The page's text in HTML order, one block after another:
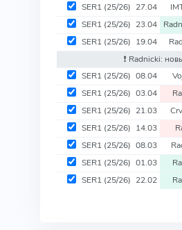
SER1 (25/26) 27.04
SER1 (25/26) 23.04
SER1 (25/26) 19.04
❗️ Radnicki:
SER1 (25/26) 08.04
SER1 (25/26) 03.04
SER1 (25/26) 21.03
SER1 (25/26) 14.03
SER1 (25/26) 08.03
SER1 (25/26) 01.03
SER1 (25/26) 22.02